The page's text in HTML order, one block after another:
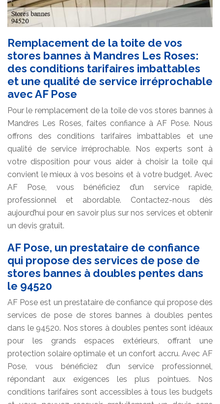
Remplacement de la toite de vos
stores bannes à Mandres Les Roses:
des conditions tarifaires imbattables
et une qualité de service irréprochable
avec AF Pose
Pour le remplacement de la toile de vos stores bannes à
Mandres Les Roses, faites confiance à AF Pose. Nous
offrons des conditions tarifaires imbattables et une
qualité de service irréprochable. Nos experts sont à
votre disposition pour vous aider à choisir la toile qui
convient le mieux à vos besoins et à votre budget. Avec
AF Pose, vous bénéficiez d’un service rapide,
professionnel et abordable. Contactez-nous dès
aujourd’hui pour en savoir plus sur nos services et obtenir
un devis gratuit.
AF Pose, un prestataire de confiance
qui propose des services de pose de
stores bannes à doubles pentes dans
le 94520
AF Pose est un prestataire de confiance qui propose des
services de pose de stores bannes à doubles pentes
dans le 94520. Nos stores à doubles pentes sont idéaux
pour les grands espaces extérieurs, offrant une
protection solaire optimale et un confort accru. Avec AF
Pose, vous bénéficiez d’un service professionnel,
répondant aux exigences les plus pointues. Nos
conditions tarifaires sont accessibles à tous les budgets